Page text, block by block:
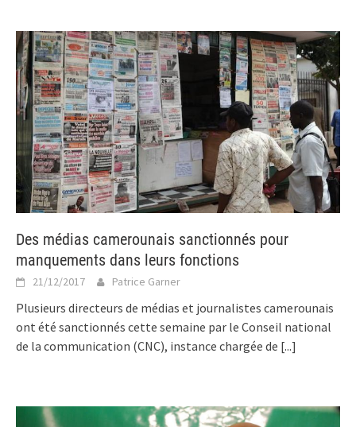
Des médias camerounais sanctionnés pour
manquements dans leurs fonctions
21/12/2017 Patrice Garner
Plusieurs directeurs de médias et journalistes camerounais
ont été sanctionnés cette semaine par le Conseil national
de la communication (CNC), instance chargée de [...]